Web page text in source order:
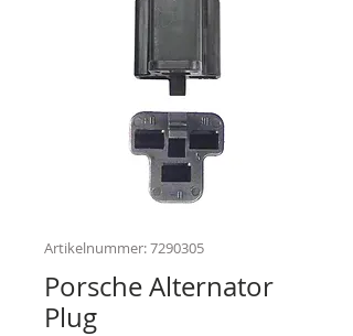
Artikelnummer: 7290305
Porsche Alternator
Plug